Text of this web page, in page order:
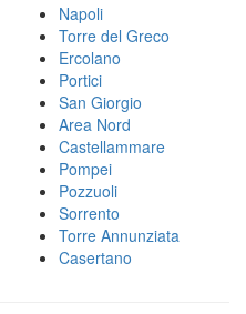
Napoli
Torre del Greco
Ercolano
Portici
San Giorgio
Area Nord
Castellammare
Pompei
Pozzuoli
Sorrento
Torre Annunziata
Casertano